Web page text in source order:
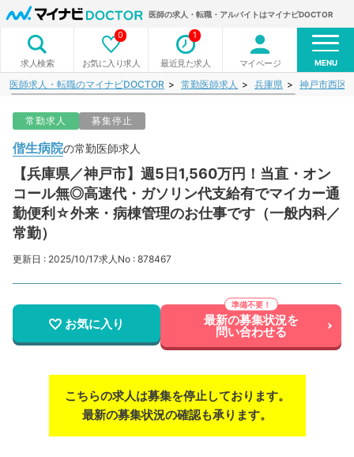
医師の求人・転職・アルバイトはマイナビDOCTOR
求人検索 お気に入り求人
0
最近見た求人
1
マイページ MENU
医師求人・転職のマイナビDOCTOR 常勤医師求人 兵庫県 神戸市西区
常勤求人 募集停止
偕生病院の常勤医師求人
【兵庫県／神戸市】週5日1,560万円！当直・オン
コール無◎高速代・ガソリン代支給有でマイカー通
勤便利☆外来・病棟管理のお仕事です（一般内科／
常勤）
更新日 : 2025/10/17求人No : 878467
お気に入り 最新の募集状況を
問い合わせる
こちらの求人は募集を停止しております。
最新の募集状況の確認も承ります。